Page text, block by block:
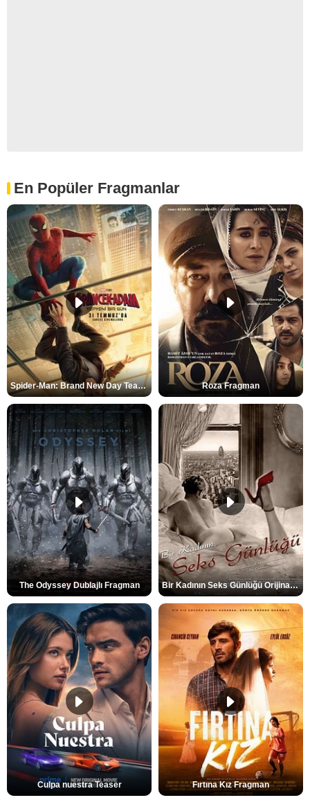
En Popüler Fragmanlar
Spider-Man: Brand New Day Teaser Roza Fragman
The Odyssey Dublajlı Fragman Bir Kadının Seks Günlüğü Orijinal Fragman
Culpa nuestra Teaser Fırtına Kız Fragman